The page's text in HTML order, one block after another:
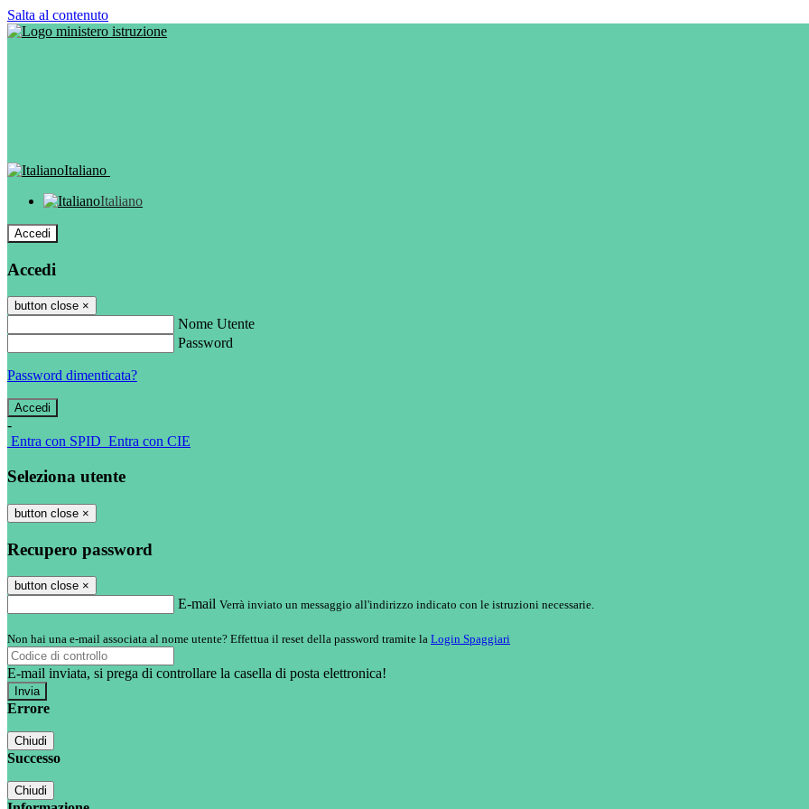
Salta al contenuto
Italiano
Italiano
Accedi
Accedi
button close ×
Nome Utente
Password
Password dimenticata?
-
Entra con SPID Entra con CIE
Seleziona utente
button close ×
Recupero password
button close ×
E-mail Verrà inviato un messaggio all'indirizzo indicato con le istruzioni necessarie.
Non hai una e-mail associata al nome utente? Effettua il reset della password tramite la Login Spaggiari
E-mail inviata, si prega di controllare la casella di posta elettronica!
Errore
Chiudi
Successo
Chiudi